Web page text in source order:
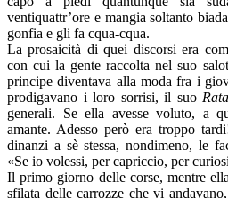
ventiquattr’ore e mangia soltanto
gonfia e gli fa cqua-cqua.
La prosaicità di quei discorsi era
con cui la gente raccolta nel suo
principe diventava alla moda fra i
prodigavano i loro sorrisi, il suo
generali. Se ella avesse voluto, a
amante. Adesso però era troppo
dinanzi a sè stessa, nondimeno, le
«Se io volessi, per capriccio, per
Il primo giorno delle corse, mentre
sfilata delle carrozze che vi